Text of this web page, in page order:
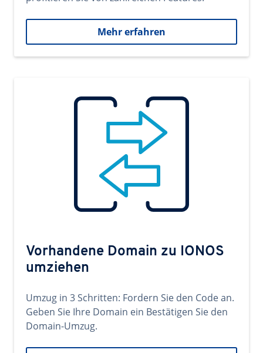
Mehr erfahren
Vorhandene Domain zu IONOS
umziehen
Umzug in 3 Schritten: Fordern Sie den Code an.
Geben Sie Ihre Domain ein Bestätigen Sie den
Domain-Umzug.